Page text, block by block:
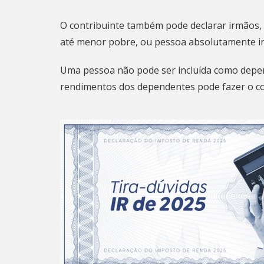
O contribuinte também pode declarar
até menor pobre, ou pessoa absolutamente
Uma pessoa não pode ser incluída como
rendimentos dos dependentes pode fazer o